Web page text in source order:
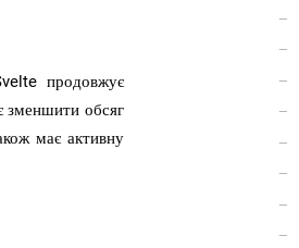
продовжує
зменшити обсяг
має активну